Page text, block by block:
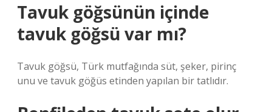
Tavuk göğsünün içinde
tavuk göğsü var mı?
Tavuk göğsü, Türk mutfağında süt, şeker, pirinç
unu ve tavuk göğüs etinden yapılan bir tatlıdır.